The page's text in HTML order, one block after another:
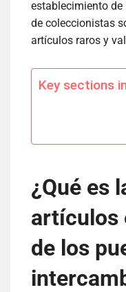
establecimiento de
de coleccionistas
artículos raros y
Key sections
¿Qué es
artículos
de los